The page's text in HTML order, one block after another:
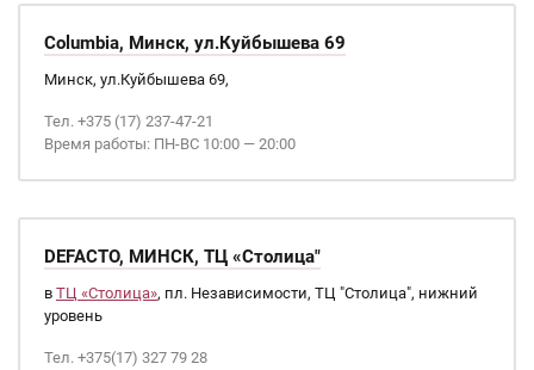
Columbia, Минск, ул.Куйбышева 69
Минск, ул.Куйбышева 69,
Тел. +375 (17) 237-47-21
Время работы: ПН-ВС 10:00 — 20:00
DEFACTO, МИНСК, ТЦ «Столица"
в ТЦ «Столица», пл. Независимости, ТЦ "Столица", нижний
уровень
Тел. +375(17) 327 79 28